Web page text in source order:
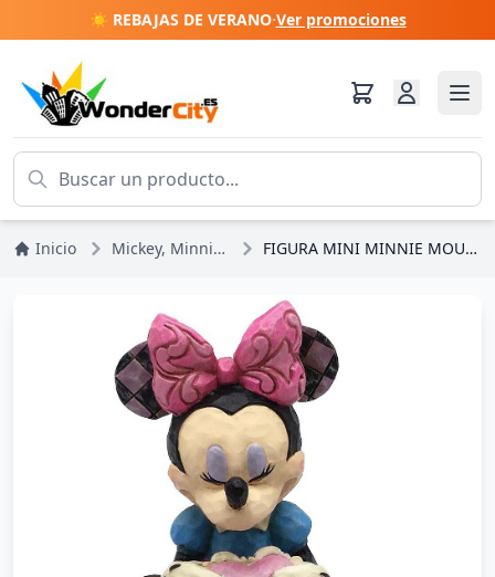
☀️ REBAJAS DE VERANO·Ver promociones
Inicio Mickey, Minnie, Pluto, Goofy FIGURA MINI MINNIE MOUSE DISNEY TRADITIONS